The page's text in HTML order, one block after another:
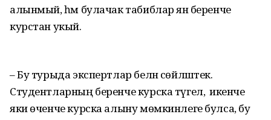
алынмый, һәм булачак табиблар янә беренче
курстан укый.
– Бу турыда экспертлар белән сөйләштек.
Студентларның беренче курска түгел, ә икенче
яки өченче курска алыну мөмкинлеге булса, бу